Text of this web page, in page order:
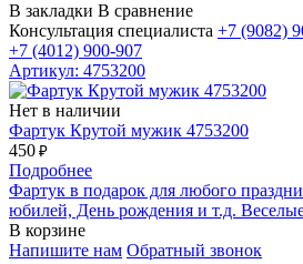
В закладки В сравнение
Консультация специалиста +7 (9082)
+7 (4012) 900-907
Артикул: 4753200
Нет в наличии
Фартук Крутой мужик 4753200
450 ₽
Подробнее
Фартук в подарок для любого
юбилей, День рождения и т.д.
В корзине
Напишите нам Обратный звонок